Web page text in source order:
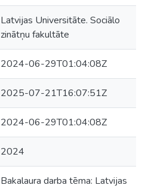
Latvijas Universitāte. Sociālo
zinātņu fakultāte
2024-06-29T01:04:08Z
2025-07-21T16:07:51Z
2024-06-29T01:04:08Z
2024
Bakalaura darba tēma: Latvijas